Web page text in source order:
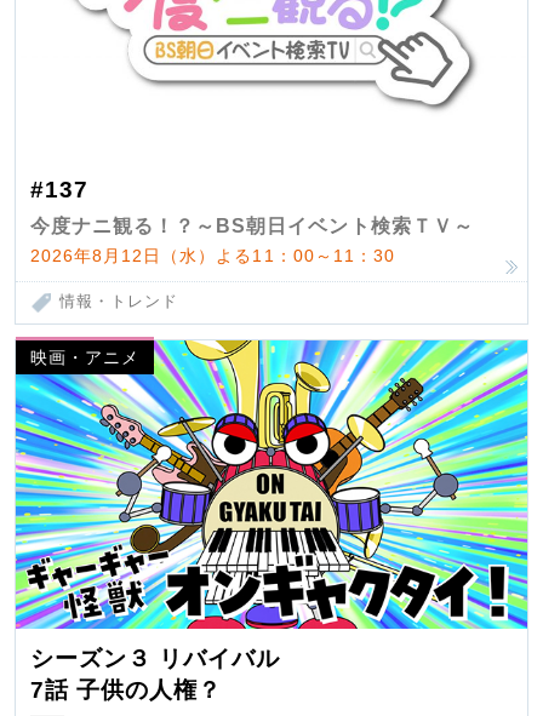
#137
今度ナニ観る！？～BS朝日イベント検索ＴＶ～
2026年8月12日（水）よる11：00～11：30
情報・トレンド
映画・アニメ
シーズン３ リバイバル
7話 子供の人権？